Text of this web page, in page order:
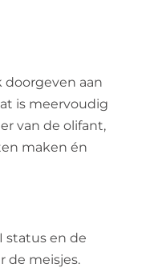
aan
is meervoudig
van de olifant,
maken én
status en de
de meisjes.